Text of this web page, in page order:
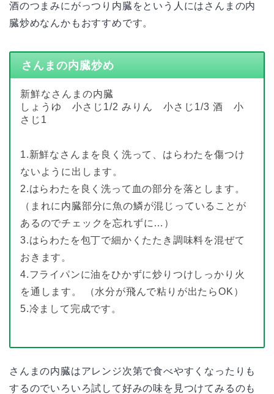
酒のつまみにがっつり内臓をという人にはさんまの内
臓炒めなんかもおすすめです。
さんまの内臓炒め
新鮮なさんまの内臓
しょうゆ 小さじ1/2 みりん 小さじ1/3 酒 小
さじ1
1.新鮮なさんまを良く洗って、はらわたを傷つけ
ないように出します。
2.はらわたを良く洗って血の部分を落とします。
（まれに内臓部分に魚の鱗が混じっていることが
あるのでチェックを忘れずに…）
3.はらわたを包丁で細かくたたき調味料を混ぜて
おきます。
4.フライパンに油をひかずに炒りつけしっかり火
を通します。 （水分が飛んで粘りが出たらOK）
5.冷まして完成です。
さんまの内臓はアレンジ次第で食べやすくなったりも
するのでいろいろ試して好みの味を見つけてみるのも